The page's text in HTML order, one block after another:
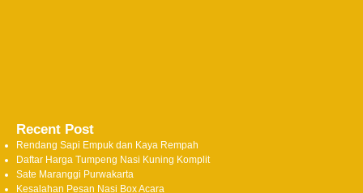
Recent Post
Rendang Sapi Empuk dan Kaya Rempah
Daftar Harga Tumpeng Nasi Kuning Komplit
Sate Maranggi Purwakarta
Kesalahan Pesan Nasi Box Acara